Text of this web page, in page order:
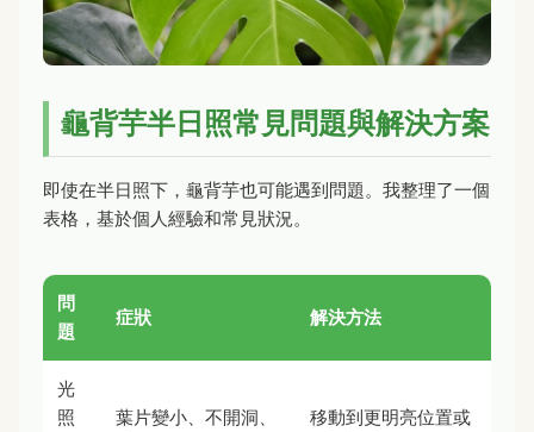
龜背芋半日照常見問題與解決方案
即使在半日照下，龜背芋也可能遇到問題。我整理了一個
表格，基於個人經驗和常見狀況。
問
題
症狀 解決方法
光
照
葉片變小、不開洞、
移動到更明亮位置或